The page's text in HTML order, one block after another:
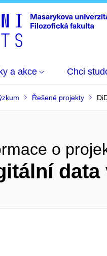
a akce Chci
Řešené projekty
o
data